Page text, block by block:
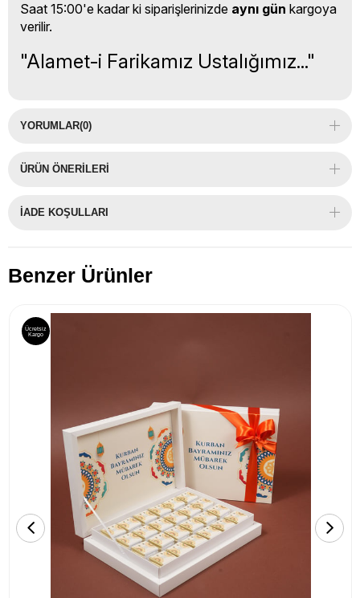
Saat 15:00'e kadar ki siparişlerinizde aynı gün kargoya
verilir.
"Alamet-i Farikamız Ustalığımız..."
YORUMLAR(0)
ÜRÜN ÖNERILERI
İADE KOŞULLARI
Benzer Ürünler
Ücretsiz
Kargo